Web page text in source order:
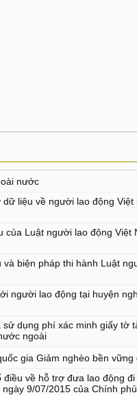
nước
liệu về người lao động
của Luật người lao động
biện pháp thi hành Luật
người lao động tại huyện
dụng phí xác minh giấy tờ
ngoài
gia Giảm nghèo bền
về hỗ trợ đưa lao động
9/07/2015 của Chính